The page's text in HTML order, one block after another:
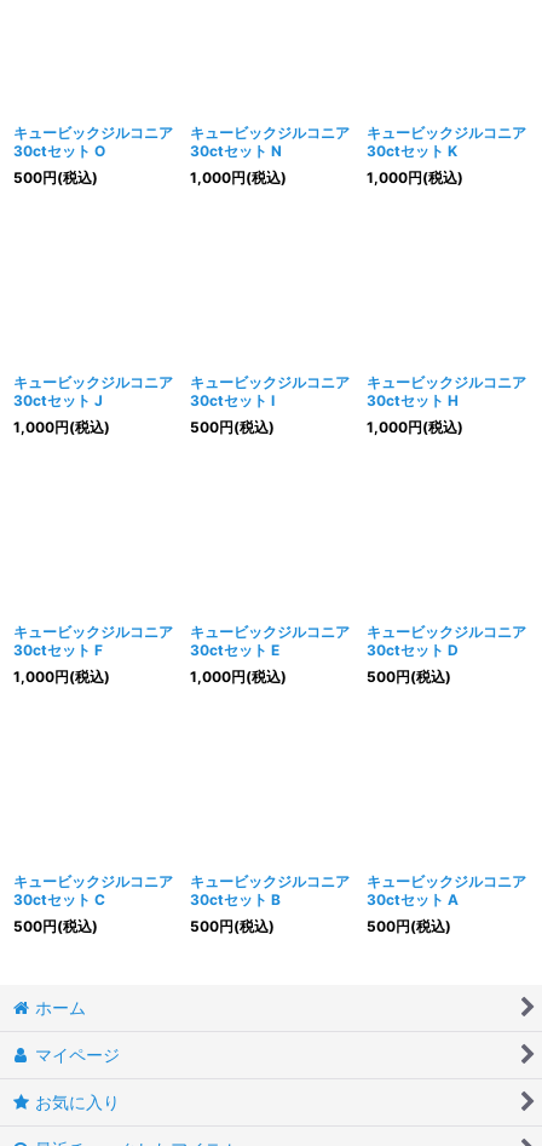
キュービックジルコニア
30ctセット O
500円(税込)
キュービックジルコニア
30ctセット N
1,000円(税込)
キュービックジルコニア
30ctセット K
1,000円(税込)
キュービックジルコニア
30ctセット J
1,000円(税込)
キュービックジルコニア
30ctセット I
500円(税込)
キュービックジルコニア
30ctセット H
1,000円(税込)
キュービックジルコニア
30ctセット F
1,000円(税込)
キュービックジルコニア
30ctセット E
1,000円(税込)
キュービックジルコニア
30ctセット D
500円(税込)
キュービックジルコニア
30ctセット C
500円(税込)
キュービックジルコニア
30ctセット B
500円(税込)
キュービックジルコニア
30ctセット A
500円(税込)
ホーム
マイページ
お気に入り